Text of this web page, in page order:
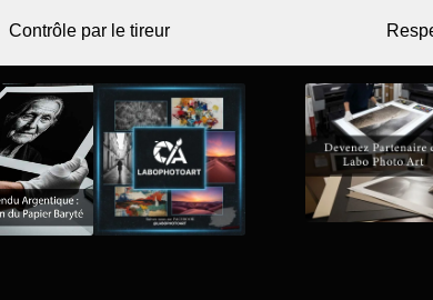
Contrôle par le tireur